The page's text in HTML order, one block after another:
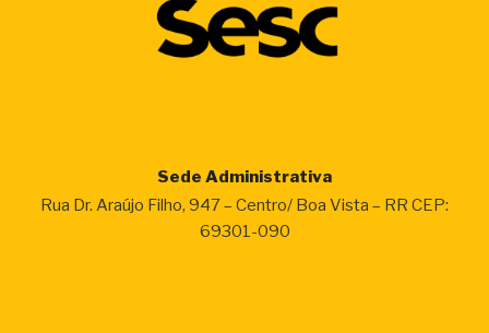
Sede Administrativa
Rua Dr. Araújo Filho, 947 – Centro/ Boa Vista – RR CEP:
69301-090